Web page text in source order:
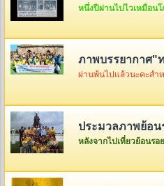
ภาพบรรยากาศ"ทริ๊ปม
ประมวลภาพย้อน